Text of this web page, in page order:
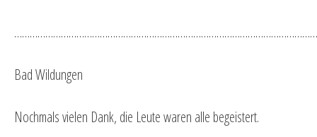
Bad Wildungen
Nochmals vielen Dank, die Leute waren alle begeistert.